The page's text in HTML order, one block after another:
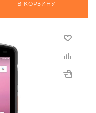
В КОРЗИНУ